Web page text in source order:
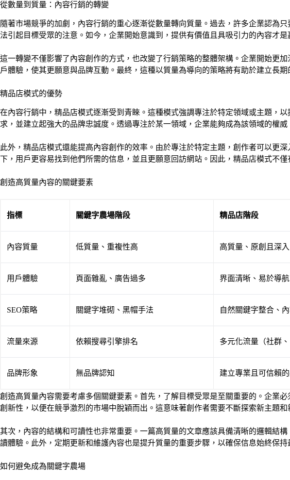
從數量到質量：內容行銷的轉變
隨著市場競爭的加劇，內容行銷的重心逐漸從數量轉向質量。過去，許多企業認為
法引起目標受眾的注意。如今，企業開始意識到，提供有價值且具吸引力的內容才是
這一轉變不僅影響了內容創作的方式，也改變了行銷策略的整體架構。企業開始更
戶體驗，使其更願意與品牌互動。最終，這種以質量為導向的策略將有助於建立長期
精品店模式的優勢
在內容行銷中，精品店模式逐漸受到青睞。這種模式強調專注於特定領域或主題，
求，並建立起強大的品牌忠誠度。透過專注於某一領域，企業能夠成為該領域的權
此外，精品店模式還能提高內容創作的效率。由於專注於特定主題，創作者可以更
下，用戶更容易找到他們所需的信息，並且更願意回訪網站。因此，精品店模式不
創造高質量內容的關鍵要素
指標 關鍵字農場階段 精品店階段
內容質量 低質量、重複性高 高質量、原創且深入
用戶體驗 頁面雜亂、廣告過多 界面清晰、易於導航
SEO策略 關鍵字堆砌、黑帽手法 自然關鍵字整合、
流量來源 依賴搜尋引擎排名 多元化流量（社群、
品牌形象 無品牌認知 建立專業且可信賴
創造高質量內容需要考慮多個關鍵要素。首先，了解目標受眾是至關重要的。企業
創新性，以便在競爭激烈的市場中脫穎而出。這意味著創作者需要不斷探索新主題和
其次，內容的結構和可讀性也非常重要。一篇高質量的文章應該具備清晰的邏輯結
讀體驗。此外，定期更新和維護內容也是提升質量的重要步驟，以確保信息始終保持
如何避免成為關鍵字農場